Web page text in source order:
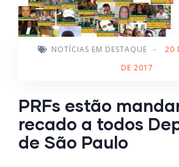
NOTÍCIAS EM DESTAQUE -
20
DE 2017
PRFs estão
recado a todos
de São Paulo